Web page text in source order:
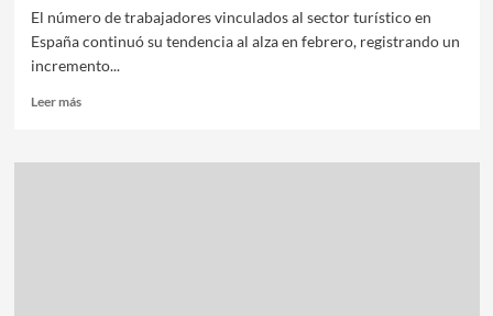
El número de trabajadores vinculados al sector turístico en
España continuó su tendencia al alza en febrero, registrando un
incremento...
Leer más